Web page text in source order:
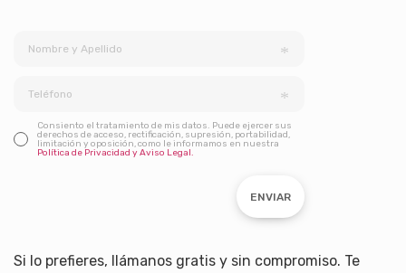
Consiento el tratamiento de mis datos. Puede ejercer sus
derechos de acceso, rectificación, supresión, portabilidad,
limitación y oposición, como le informamos en nuestra
Política de Privacidad y Aviso Legal.
ENVIAR
Si lo prefieres, llámanos gratis y sin compromiso. Te